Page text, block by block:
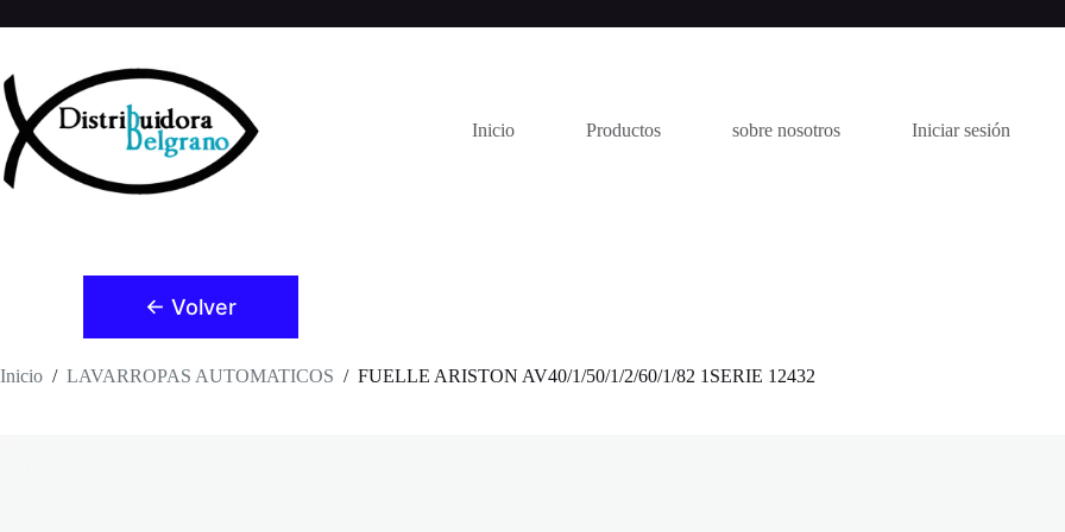
al
Inicio Productos sobre nosotros Iniciar sesión
← Volver
Inicio / LAVARROPAS AUTOMATICOS / FUELLE ARISTON AV40/1/50/1/2/60/1/82 1SERIE 12432